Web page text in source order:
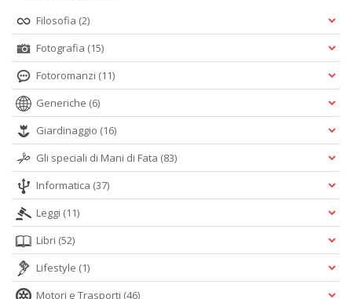
Filosofia (2)
Fotografia (15)
Fotoromanzi (11)
Generiche (6)
Giardinaggio (16)
Gli speciali di Mani di Fata (83)
Informatica (37)
Leggi (11)
Libri (52)
Lifestyle (1)
Motori e Trasporti (46)